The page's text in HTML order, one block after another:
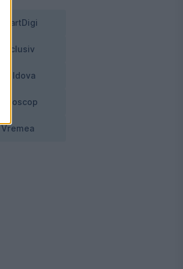
SmartDigi
Exclusiv
Moldova
Horoscop
Vremea